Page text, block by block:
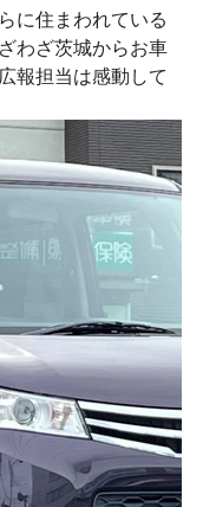
に住まわれている
わざ茨城からお車
報担当は感動して